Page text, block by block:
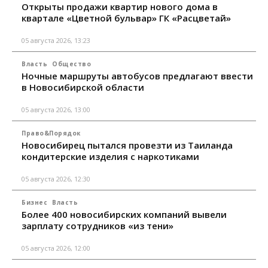
Открыты продажи квартир нового дома в
квартале «Цветной бульвар» ГК «Расцветай»
05 августа 2026, 13:23
Власть Общество
Ночные маршруты автобусов предлагают ввести
в Новосибирской области
05 августа 2026, 13:00
Право&Порядок
Новосибирец пытался провезти из Таиланда
кондитерские изделия с наркотиками
05 августа 2026, 12:30
Бизнес Власть
Более 400 новосибирских компаний вывели
зарплату сотрудников «из тени»
05 августа 2026, 12:00